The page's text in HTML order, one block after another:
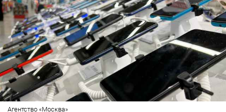
Агентство «Москва»